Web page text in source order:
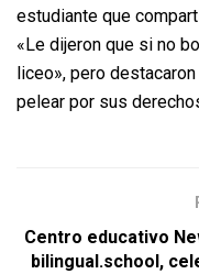
estudiante que
«Le dijeron que si no
liceo», pero
pelear por sus
Centro educativo
bilingual.school,